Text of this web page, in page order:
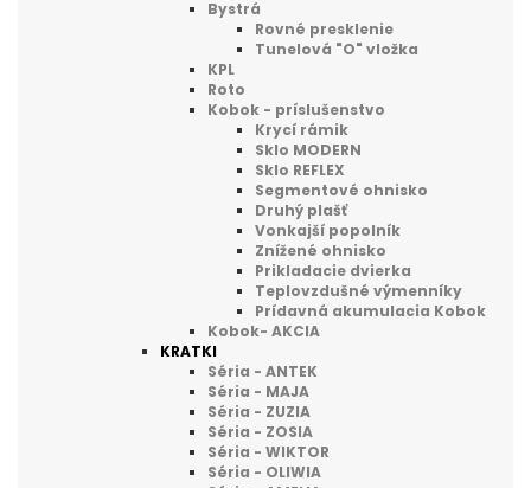
Bystrá
Rovné presklenie
Tunelová "O" vložka
KPL
Roto
Kobok - príslušenstvo
Krycí rámik
Sklo MODERN
Sklo REFLEX
Segmentové ohnisko
Druhý plašť
Vonkajší popolník
Znížené ohnisko
Prikladacie dvierka
Teplovzdušné výmenníky
Prídavná akumulacia Kobok
Kobok- AKCIA
KRATKI
Séria - ANTEK
Séria - MAJA
Séria - ZUZIA
Séria - ZOSIA
Séria - WIKTOR
Séria - OLIWIA